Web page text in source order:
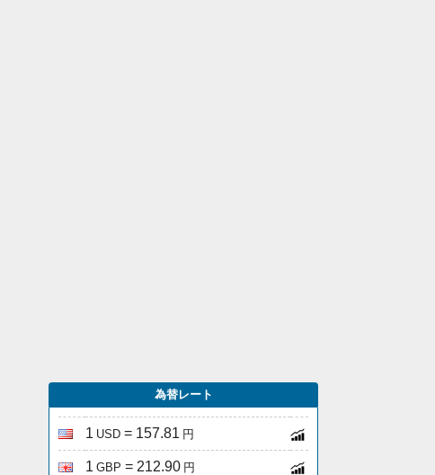
為替レート
1 USD = 157.81 円
1 GBP = 212.90 円